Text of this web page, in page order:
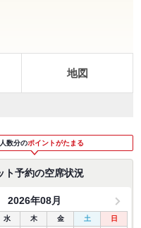
地図
数分のポイントがたまる
ト予約の空席状況
2026年08月
水 木 金 土
日